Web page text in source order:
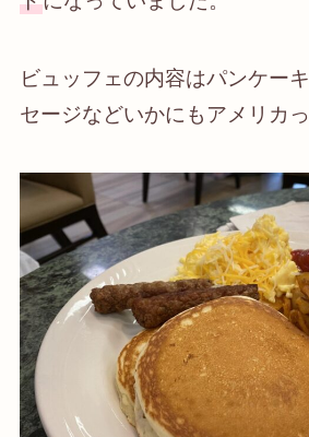
ビュッフェの内容はパンケー
セージなどいかにもアメリカ